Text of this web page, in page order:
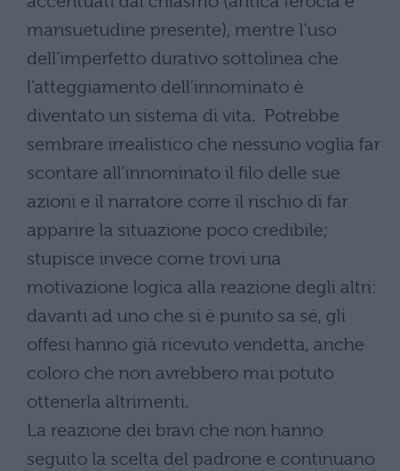
mansuetudine presente), mentre l’uso
dell’imperfetto durativo sottolinea che
l’atteggiamento dell’innominato è
diventato un sistema di vita. Potrebbe
sembrare irrealistico che nessuno voglia far
scontare all’innominato il filo delle sue
azioni e il narratore corre il rischio di far
apparire la situazione poco credibile;
stupisce invece come trovi una
motivazione logica alla reazione degli altri:
davanti ad uno che si è punito sa sé, gli
offesi hanno già ricevuto vendetta, anche
coloro che non avrebbero mai potuto
ottenerla altrimenti.
La reazione dei bravi che non hanno
seguito la scelta del padrone e continuano